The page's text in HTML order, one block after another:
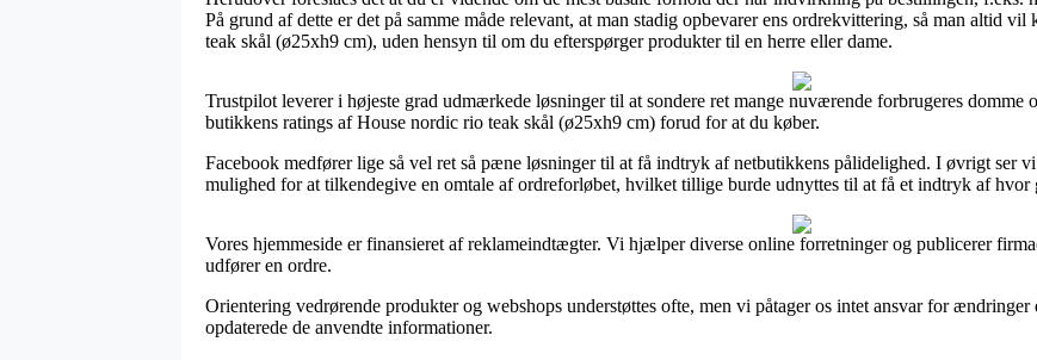
På grund af dette er det på samme måde relevant, at man stadig opbevarer ens ordrekvittering, så man altid
teak skål (ø25xh9 cm), uden hensyn til om du efterspørger produkter til en herre eller dame.
Trustpilot leverer i højeste grad udmærkede løsninger til at sondere ret mange nuværende forbrugeres domme
butikkens ratings af House nordic rio teak skål (ø25xh9 cm) forud for at du køber.
Facebook medfører lige så vel ret så pæne løsninger til at få indtryk af netbutikkens pålidelighed. I øvrigt ser
mulighed for at tilkendegive en omtale af ordreforløbet, hvilket tillige burde udnyttes til at få et indtryk af hvor
Vores hjemmeside er finansieret af reklameindtægter. Vi hjælper diverse online forretninger og publicerer
udfører en ordre.
Orientering vedrørende produkter og webshops understøttes ofte, men vi påtager os intet ansvar for
opdaterede de anvendte informationer.